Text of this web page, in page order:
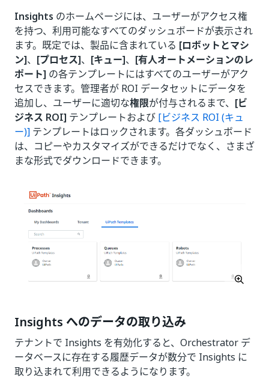
Insights のホームページには、ユーザーがアクセス権
を持つ、利用可能なすべてのダッシュボードが表示され
ます。既定では、製品に含まれている [ロボットとマシ
ン]、 [プロセス]、 [キュー]、 [有人オートメーションのレ
ポート] の各テンプレートにはすべてのユーザーがアク
セスできます。管理者が ROI データセットにデータを
追加し、ユーザーに適切な権限が付与されるまで、 [ビ
ジネス ROI] テンプレートおよび [ビジネス ROI (キュ
ー)] テンプレートはロックされます。各ダッシュボード
は、コピーやカスタマイズができるだけでなく、さまざ
まな形式でダウンロードできます。
Insights へのデータの取り込み
テナントで Insights を有効化すると、Orchestrator デ
ータベースに存在する履歴データが数分で Insights に
取り込まれて利用できるようになります。